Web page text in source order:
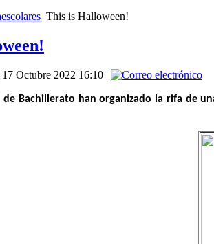
This is Halloween!
Octubre 2022 16:10 |
de Bachillerato han organizado la rifa de